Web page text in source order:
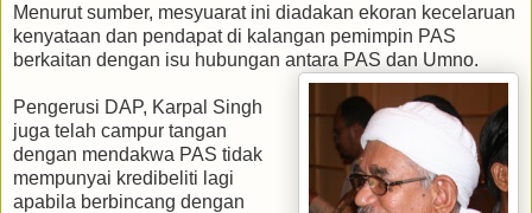
Menurut sumber, mesyuarat ini diadakan ekoran kecelaruan
kenyataan dan pendapat di kalangan pemimpin PAS
berkaitan dengan isu hubungan antara PAS dan Umno.
Pengerusi DAP, Karpal Singh
juga telah campur tangan
dengan mendakwa PAS tidak
mempunyai kredibeliti lagi
apabila berbincang dengan